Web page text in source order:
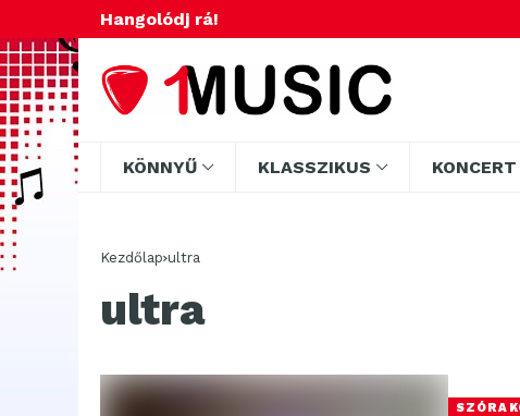
Hangolódj rá!
KÖNNYŰ KLASSZIKUS KONCERT
Kezdőlap ultra
ultra